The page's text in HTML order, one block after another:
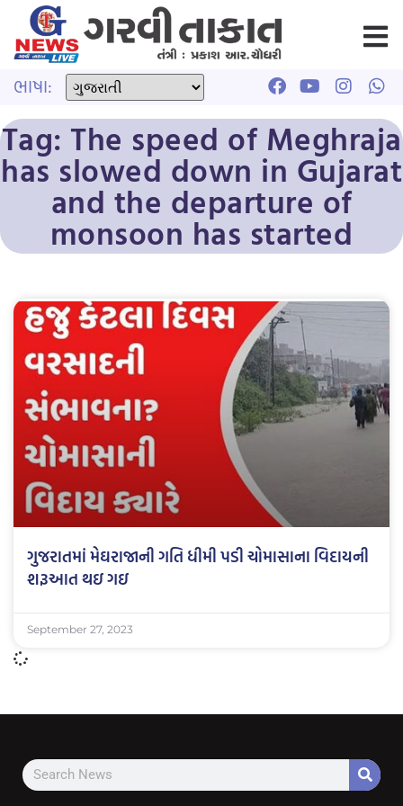
ભાષા:
Tag: The speed of Meghraja
has slowed down in Gujarat
and the departure of
monsoon has started
ગુજરાતમાં મેઘરાજાની ગતિ ધીમી પડી ચોમાસાના વિદાયની
શરૂઆત થઇ ગઇ
September 27, 2023